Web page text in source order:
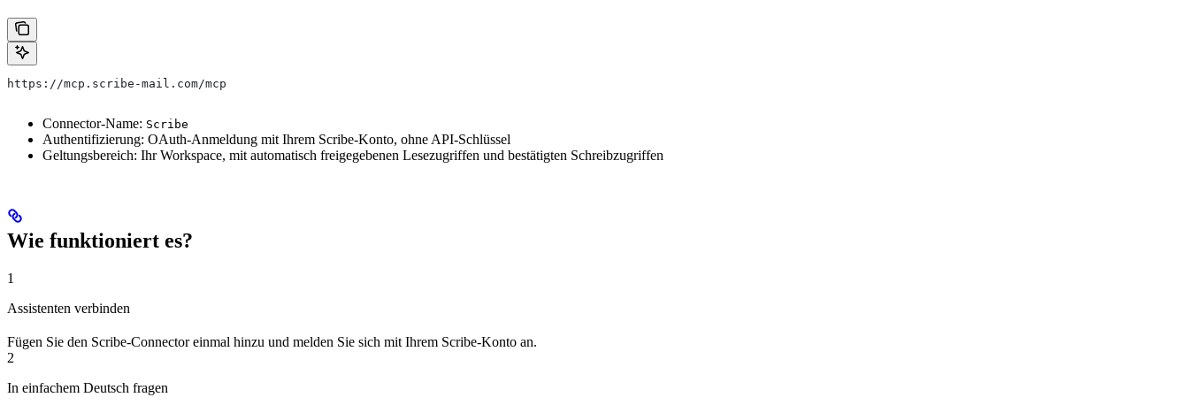
https://mcp.scribe-mail.com/mcp
Connector-Name: Scribe
Authentifizierung: OAuth-Anmeldung mit Ihrem Scribe-Konto, ohne API-Schlüssel
Geltungsbereich: Ihr Workspace, mit automatisch freigegebenen Lesezugriffen und bestätigten Schreibzugriffen
Wie funktioniert es?
1
Assistenten verbinden
Fügen Sie den Scribe-Connector einmal hinzu und melden Sie sich mit Ihrem Scribe-Konto an.
2
In einfachem Deutsch fragen